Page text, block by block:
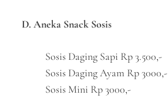
D. Aneka Snack Sosis
Sosis Daging Sapi Rp 3.500,-
Sosis Daging Ayam Rp 3000,-
Sosis Mini Rp 3000,-